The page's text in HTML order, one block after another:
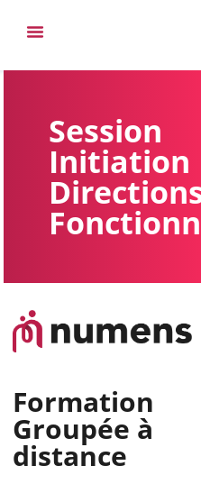
Session
Initiation
Formation
Groupée à
distance